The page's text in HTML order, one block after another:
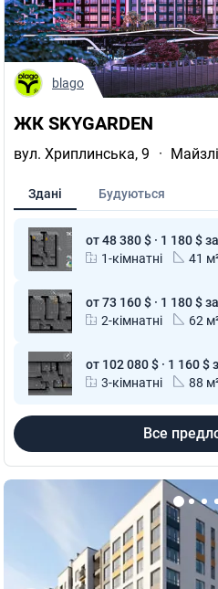
ЖК SKYGARDEN
вул. Хриплинська, 9 · Майзлі
Здані Будуються
от 48 380 $ · 1 180 $
1-кімнатні
41
от 73 160 $ · 1 180 $
2-кімнатні
62
от 102 080 $ · 1 160 $
3-кімнатні
88
Все
blago